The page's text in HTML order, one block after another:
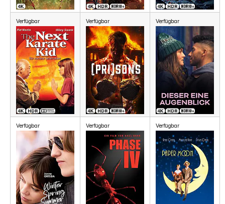
Verfügbar Verfügbar Verfügbar
Verfügbar Verfügbar Verfügbar